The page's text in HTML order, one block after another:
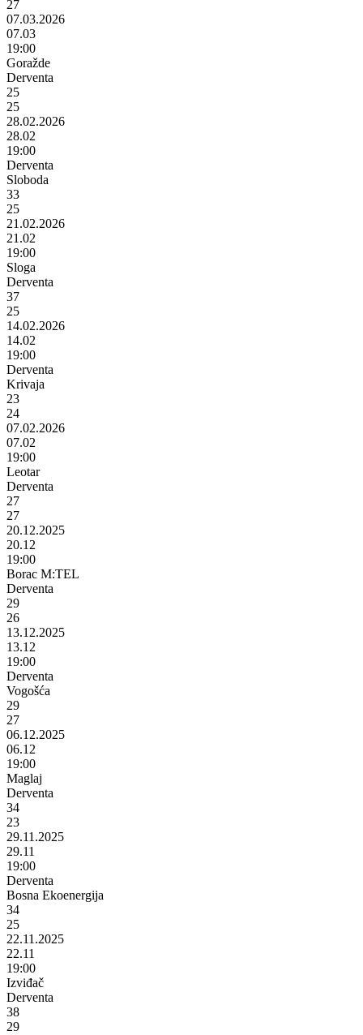
27
07.03.2026
07.03
19:00
Goražde
Derventa
25
25
28.02.2026
28.02
19:00
Derventa
Sloboda
33
25
21.02.2026
21.02
19:00
Sloga
Derventa
37
25
14.02.2026
14.02
19:00
Derventa
Krivaja
23
24
07.02.2026
07.02
19:00
Leotar
Derventa
27
27
20.12.2025
20.12
19:00
Borac M:TEL
Derventa
29
26
13.12.2025
13.12
19:00
Derventa
Vogošća
29
27
06.12.2025
06.12
19:00
Maglaj
Derventa
34
23
29.11.2025
29.11
19:00
Derventa
Bosna Ekoenergija
34
25
22.11.2025
22.11
19:00
Izviđač
Derventa
38
29